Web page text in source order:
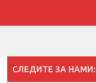
СЛЕДИТЕ ЗА НАМИ: